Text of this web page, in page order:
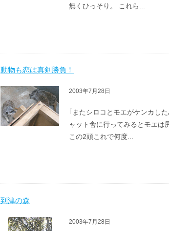
無くひっそり。 これら...
動物も恋は真剣勝負！
2003年7月28日
｢またシロコとモエがケンカし
ャット舎に行ってみるとモエは
この2頭これで何度...
到津の森
2003年7月28日